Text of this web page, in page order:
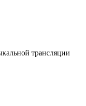
трансляции